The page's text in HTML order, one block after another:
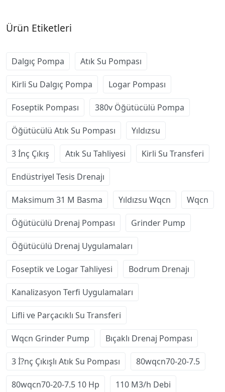
Ürün Etiketleri
Dalgıç Pompa Atık Su Pompası
Kirli Su Dalgıç Pompa Logar Pompası
Foseptik Pompası 380v Öğütücülü Pompa
Öğütücülü Atık Su Pompası Yıldızsu
3 İnç Çıkış Atık Su Tahliyesi Kirli Su Transferi
Endüstriyel Tesis Drenajı
Maksimum 31 M Basma Yıldızsu Wqcn Wqcn
Öğütücülü Drenaj Pompası Grinder Pump
Öğütücülü Drenaj Uygulamaları
Foseptik ve Logar Tahliyesi Bodrum Drenajı
Kanalizasyon Terfi Uygulamaları
Lifli ve Parçacıklı Su Transferi
Wqcn Grinder Pump Bıçaklı Drenaj Pompası
3 İ?nç Çıkışlı Atık Su Pompası 80wqcn70-20-7.5
80wqcn70-20-7.5 10 Hp 110 M3/h Debi